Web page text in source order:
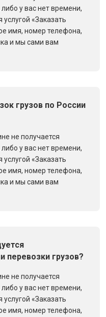
у вас нет времени,
«Заказать
имя, номер телефона,
и мы сами вам
грузов по России
не получается
у вас нет времени,
«Заказать
имя, номер телефона,
и мы сами вам
перевозки грузов?
не получается
у вас нет времени,
«Заказать
имя, номер телефона,